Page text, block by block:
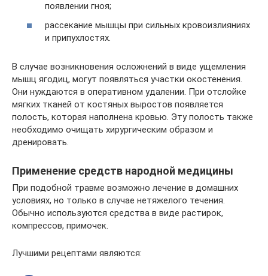
появлении гноя;
рассекание мышцы при сильных кровоизлияниях
и припухлостях.
В случае возникновения осложнений в виде ущемления
мышц ягодиц, могут появляться участки окостенения.
Они нуждаются в оперативном удалении. При отслойке
мягких тканей от костяных выростов появляется
полость, которая наполнена кровью. Эту полость также
необходимо очищать хирургическим образом и
дренировать.
Применение средств народной медицины
При подобной травме возможно лечение в домашних
условиях, но только в случае нетяжелого течения.
Обычно используются средства в виде растирок,
компрессов, примочек.
Лучшими рецептами являются: